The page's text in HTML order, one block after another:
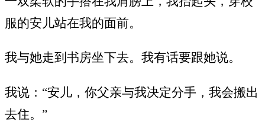
服的安儿站在我的面前。
我与她走到书房坐下去。我有话要跟她说。
我说：“安儿，你父亲与我决定分手，我会搬出
去住。”